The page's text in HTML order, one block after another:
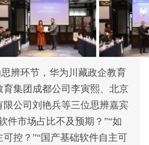
辨环节，华为川藏政企教育
育集团成都公司李寅熙、北京
限公司刘艳兵等三位思辨嘉宾
件市场占比不及预期？”“如
控？”“国产基础软件自主可